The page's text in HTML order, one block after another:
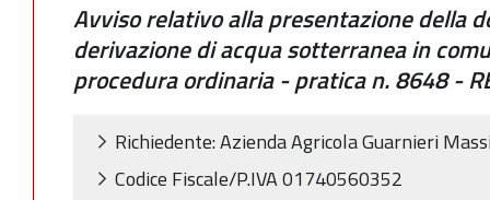
Avviso relativo alla presentazione della
derivazione di acqua sotterranea in
procedura ordinaria - pratica n. 8648 -
Richiedente: Azienda Agricola Guarnieri
Codice Fiscale/P.IVA 01740560352